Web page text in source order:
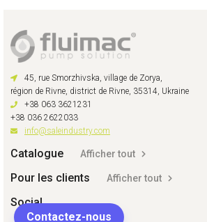
45, rue Smorzhivska, village de Zorya,
région de Rivne, district de Rivne, 35314, Ukraine
+38 063 3621231
+38 036 2622033
info@saleindustry.com
Catalogue Afficher tout
Pour les clients Afficher tout
Social
Contactez-nous